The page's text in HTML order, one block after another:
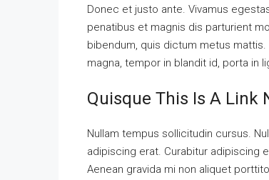
Donec et justo ante. Vivamus
penatibus et magnis dis parturient
bibendum, quis dictum metus
magna, tempor in blandit id, porta in
Quisque This Is A Link
Nullam tempus sollicitudin cursus.
adipiscing erat. Curabitur adipiscing
Aenean gravida mi non aliquet